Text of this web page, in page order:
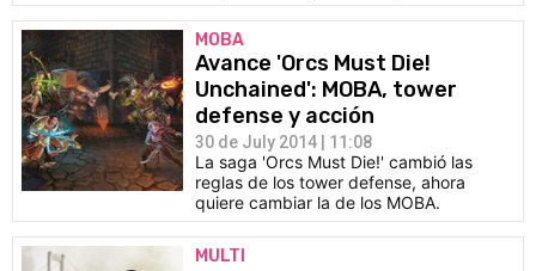
MOBA
Avance 'Orcs Must Die!
Unchained': MOBA, tower
defense y acción
30 de July 2014 | 11:08
La saga 'Orcs Must Die!' cambió las
reglas de los tower defense, ahora
quiere cambiar la de los MOBA.
MULTI